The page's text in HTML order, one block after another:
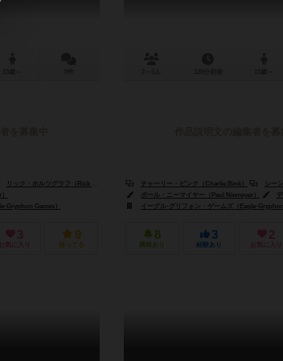
リック・ホルツグラフ（Rick Holzgrafe）
Gryphon Games）
3
お気に入り
9
持ってる
チャーリー・ビンク（Charlie Bink）
シーン
ポール・ニーマイヤー（Paul Niemeyer）
イーグル-グリフォン・ゲームズ（Eagle-Gryphon
8
興味あり
3
経験あり
2
お気に入り